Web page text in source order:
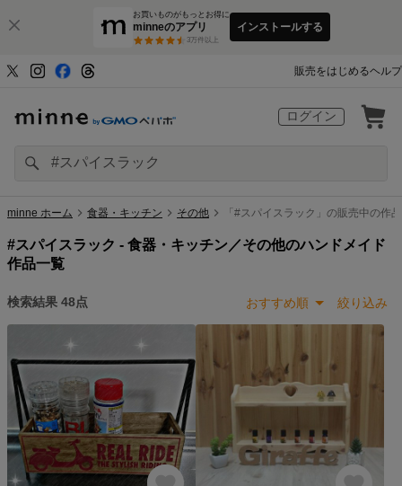
お買いものがもっとお得に
minneのアプリ
3万件以上
インストールする
販売をはじめるヘルプ
ログイン
minne ホーム 食器・キッチン その他 「#スパイスラック」の販売中の作品
#スパイスラック - 食器・キッチン／その他のハンドメイド
作品一覧
おすすめ順 絞り込み
検索結果 48点